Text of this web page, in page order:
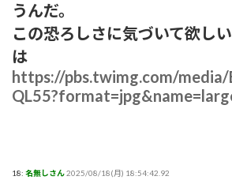
うんだ。
この恐ろしさに気づいて欲し
は
https://pbs.twimg.com/media/
18: 名無しさん2025/08/18(月) 18:54:42.92